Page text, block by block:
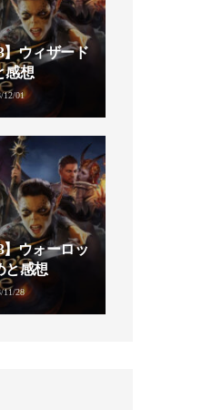
】ウィザード
感想
12/01
】ウォーロッ
と感想
11/28